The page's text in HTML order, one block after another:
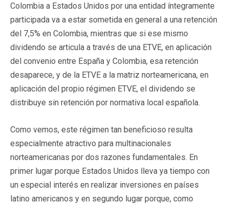
Colombia a Estados Unidos por una entidad íntegramente
participada va a estar sometida en general a una retención
del 7,5% en Colombia, mientras que si ese mismo
dividendo se articula a través de una ETVE, en aplicación
del convenio entre España y Colombia, esa retención
desaparece, y de la ETVE a la matriz norteamericana, en
aplicación del propio régimen ETVE, el dividendo se
distribuye sin retención por normativa local española.
Como vemos, este régimen tan beneficioso resulta
especialmente atractivo para multinacionales
norteamericanas por dos razones fundamentales. En
primer lugar porque Estados Unidos lleva ya tiempo con
un especial interés en realizar inversiones en países
latino americanos y en segundo lugar porque, como